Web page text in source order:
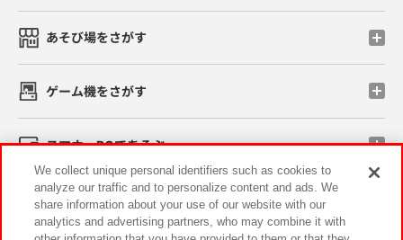
あそび場をさがす
ゲーム機をさがす
スマホ・PCであそぶ
イベント・キャンペーン
We collect unique personal identifiers such as cookies to
analyze our traffic and to personalize content and ads. We
share information about your use of our website with our
analytics and advertising partners, who may combine it with